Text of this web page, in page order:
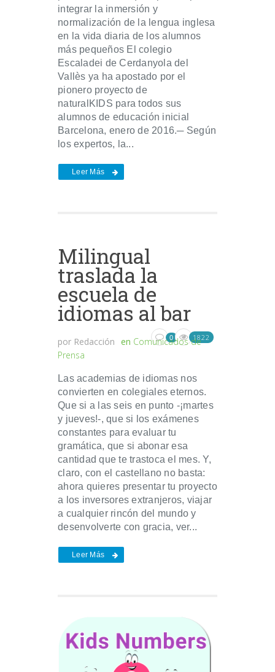
integrar la inmersión y
normalización de la lengua inglesa
en la vida diaria de los alumnos
más pequeños El colegio
Escaladei de Cerdanyola del
Vallès ya ha apostado por el
pionero proyecto de
naturalKIDS para todos sus
alumnos de educación inicial
Barcelona, enero de 2016.─ Según
los expertos, la...
Leer Más
Milingual
traslada la
escuela de
idiomas al bar
por Redacción en Comunicados de
Prensa
0 1822
Las academias de idiomas nos
convierten en colegiales eternos.
Que si a las seis en punto -¡martes
y jueves!-, que si los exámenes
constantes para evaluar tu
gramática, que si abonar esa
cantidad que te trastoca el mes. Y,
claro, con el castellano no basta:
ahora quieres presentar tu proyecto
a los inversores extranjeros, viajar
a cualquier rincón del mundo y
desenvolverte con gracia, ver...
Leer Más